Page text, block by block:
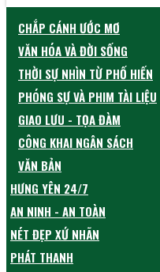
CHẮP CÁNH ƯỚC MƠ
VĂN HÓA VÀ ĐỜI SỐNG
THỜI SỰ NHÌN TỪ PHỐ HIẾN
PHÓNG SỰ VÀ PHIM TÀI LIỆU
GIAO LƯU - TỌA ĐÀM
CÔNG KHAI NGÂN SÁCH
VĂN BẢN
HƯNG YÊN 24/7
AN NINH - AN TOÀN
NÉT ĐẸP XỨ NHÃN
PHÁT THANH